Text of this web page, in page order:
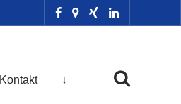
Kontakt ↓